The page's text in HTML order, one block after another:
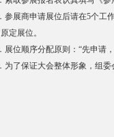
参展商申请展位后请在5个工
定展位。
展位顺序分配原则：“先申请
为了保证大会整体形象，组